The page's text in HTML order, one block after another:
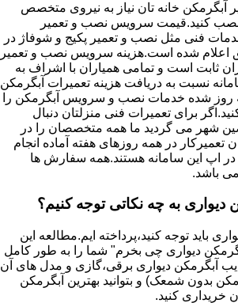
آبگرمکن خانه تان نیاز به نیروی متخصص
نصب کنید.قیمت سرویس نصب و تعمیر
فنی مثل نصب و تعمیر پکیج و شوفاژ در
اعلام شده است.هزینه سرویس نصب و تعمیر
ثابت است و تمامی همیاران با اشراف به
نسبت به دریافت هزینه تعمیرات آبگرمکن
روز شده خدمات نصب و سرویس آبگرمکن را
برای تعمیرات فنی منزلتان دنبال
شهر می گردید ما همه متخصصان را در
تعمیرکار در همه روزهای هفته آماده انجام
اپ این سامانه هستند.همه سفارش ها
باشد.
دیواری به چه نکاتی توجه کنیم؟
باید توجه کنید،پرداخته ایم.مطالعه این
دیواری چی بخرم" شما را به طور کامل
آبگرمکن دیواری برقی،گازی و مدل های آن
بدون شمعک) و بتوانید بهترین آبگرمکن
خریداری کنید.